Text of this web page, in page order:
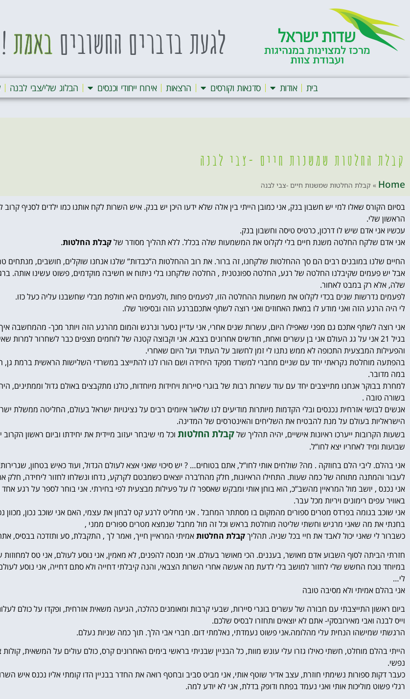
לגעת בדברים החשובים באמת !
בית אודות סדנאות וקורסים הרצאות אירוח ייחודי וכנסים הבלוג שלי/צבי לבנה
קבלת החלטות שמשנות חיים -צבי לבנה
Home
» קבלת החלטות שמשנות חיים -צבי לבנה
בסיום הקורס שאלו למי יש חשבון בנק, אני כמובן הייתי בין אלה שלא ידעו היכן יש בנק. איש השרות לקח אותנו כמו ילדים לסניף
הראשון שלי.
עכשיו אני אדם שיש לו דרכון, כרטיס טיסה וחשבון בנק.
אני אדם שלקח החלטה משנת חיים בלי לקלוט את המשמעות שלה בכלל. ללא תהליך מסודר שלקבלת החלטות.
החיים שלנו במובנים רבים הם סך ההחלטות שלקחנו, זה ברור. את רוב ההחלטות ה”כבדות” שלנו אנחנו שוקלים, חושבים, מנתחים
אבל יש פעמים שקיבלנו החלטה של רגע, החלטה ספונטנית , החלטה שלקחנו בלי ניתוח או חשיבה מוקדמים, פשוט עשינו אותה.
שלה, אלא רק במבט לאחור.
לפעמים נדרשות שנים בכדי לקלוט את משמעות ההחלטה הזו, לפעמים פחות ,ולפעמים היא חולפת מבלי שחשבנו עליה כעל כזו.
לי היה הרגע הזה ואני מודע לו במאת האחוזים ואני רוצה לשתף אתכםברגע הזה ובסיפור שלו.
אני רוצה לשתף אתכם גם מפני שאפילו היום, עשרות שנים אחרי, אני עדיין נסער ונרגש והמום מהרגע הזה ויותר מכך- מהמחשבה
בגיל 21 אני על גג העולם אני בן עשרים ואחת, חודשים אחרונים בצבא. אני וקבוצה קטנה של לוחמים מצפים כבר לשחרור למרות
והפעילות המבצעית התכופה לא ממש נתנו לי זמן לחשוב על העתיד ועל היום שאחרי.
בהפתעה מוחלטת נקראתי יחד עם שניים מחברי למשרד מפקד היחידה ושם הורו לנו להתייצב במשרדי השלישות הראשית ברמת גן,
במה מדובר.
למחרת בבוקר אנחנו מתייצבים יחד עם עוד עשרות רבות של בוגרי סיירות ויחידות מיוחדות, כולנו מתקבצים באולם גדול וממתינים,
בשורה טובה .
אנשים לבושי אזרחית נכנסים ובלי הקדמות מיותרות מודיעים לנו שלאור איומים רבים על נציגויות ישראל בעולם, החליטה ממשלת
הישראליות בעולם על מנת להבטיח את השליחים והאינטרסים של המדינה.
בשעות הקרובות ייערכו ראיונות אישיים, יהיה תהליך שלקבלת החלטות וכל מי שיבחר יעזוב מיידית את יחידתו וביום ראשון
שבועות ומיד לאחריו יצא לחו”ל.
אני בהלם. ליבי הלם בחוזקה . מה? שולחים אותי לחו”ל, אתם בטוחים… ? יש סיכוי שאני אצא לעולם הגדול, ועוד כאיש בטחון, שגרירות!
לעבור והמתנה מתוחה של כמה שעות. התחילו הראיונות, חלק מהח’ברה יוצאים כשמבטם לקרקע, נדחו ונשלחו לחזור ליחידה, חלק
אני נכנס , יושב מול המראיין מהשב”כ, הוא בוחן אותי ומבקש שאספר לו על פעילות מבצעית לפי בחירתי. אני בוחר לספר על רגע
באוויר עפים רימונים ויריות מכל עבר.
אני שוכב בגומה בפרדס מטרים ספורים מהמקום בו מסתתר המחבל . אני מחליט לרגע קט לבחון את עצמי, האם אני שוכב נכון, מכוון
בחנתי את מה שאני מרגיש וחשתי שליטה מוחלטת בראש וכל זה מול מחבל שנמצא מטרים ספורים ממני ,
כשברור לי שאני יכול לאבד את חיי בכל שניה. תהליךקבלת החלטותאמיתי המראיין חייך, ואמר לך , התקבלת, סע ותזדכה בבסיס,
חזרתי הביתה לסוף השבוע אדם מאושר, בעננים. הכי מאושר בעולם. אני מנסה להפנים, לא מאמין, אני נוסע לעולם, אני טס
במיוחד נוכח החשש שלי לחזור למושב בלי לדעת מה אעשה אחרי השרות הצבאי, והנה קיבלתי דחייה ולא סתם דחייה, אני נוסע לעולם
לי…
אני בהלם אמיתי ולא מסיבה טובה
ביום ראשון התייצבתי עם חבורה של עשרים בוגרי סיירות, שבעי קרבות ומאומנים כהלכה, הגיעה משאית אזרחית, ופקדו על כולם
וייס לבנה ואבי מאירובסקי- אתם לא יוצאים ותחזרו לבסיס שלכם.
הרגשתי שמישהו הנחית עלי מהלומה.אני פשוט נעמדתי, נאלמתי דום. חברי אבי הלך. תוך כמה שניות נעלם.
הייתי בהלם מוחלט, חשתי כאילו גזרו עלי עונש מוות, כל הבניין שבניתי בראשי בימים האחרונים קרס, כולם עולים על המשאית,
נפשי.
כעבר דקות ספורות נשימתי חוזרת, עצב אדיר שוטף אותי, אני מביט סביב ובחטף רואה את החדר בבניין הדו קומתי אליו נכנס איש
רגלי פשוט מוליכות אותי ואני נעמד בפתח ודופק בדלת, אני לא יודע למה.